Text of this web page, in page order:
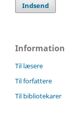
Indsend
Information
Til læsere
Til forfattere
Til bibliotekarer